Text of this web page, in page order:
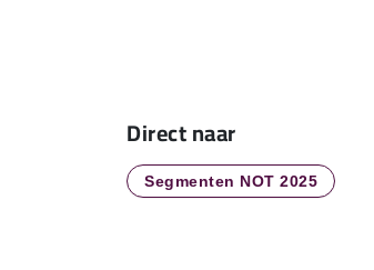
Direct naar
Segmenten NOT 2025